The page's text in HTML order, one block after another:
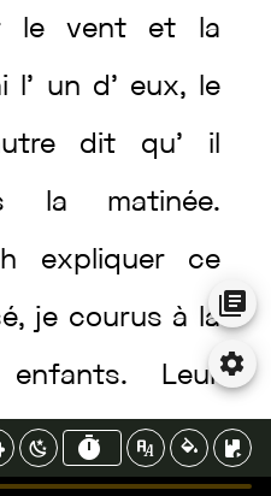
levent et la
l’ un d’ eux, le
dit qu’ il
la matinée.
expliquer ce
, je courus à la
enfants. Leur
bâilléeetjevis